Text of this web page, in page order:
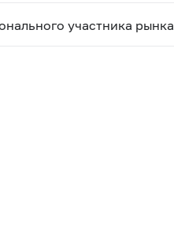
участника